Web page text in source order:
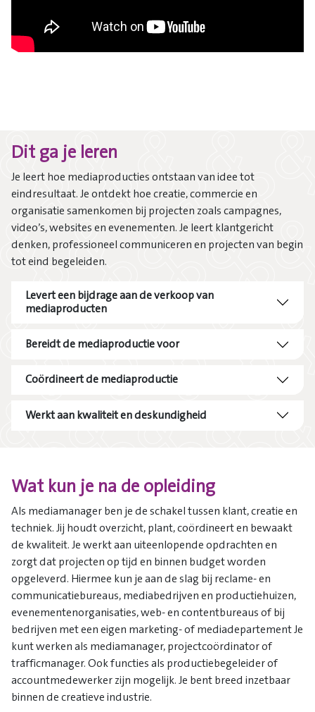
Dit ga je leren
Je leert hoe mediaproducties ontstaan van idee tot
eindresultaat. Je ontdekt hoe creatie, commercie en
organisatie samenkomen bij projecten zoals campagnes,
video’s, websites en evenementen. Je leert klantgericht
denken, professioneel communiceren en projecten van begin
tot eind begeleiden.
Levert een bijdrage aan de verkoop van
mediaproducten
Bereidt de mediaproductie voor
Coördineert de mediaproductie
Werkt aan kwaliteit en deskundigheid
Wat kun je na de opleiding
Als mediamanager ben je de schakel tussen klant, creatie en
techniek. Jij houdt overzicht, plant, coördineert en bewaakt
de kwaliteit. Je werkt aan uiteenlopende opdrachten en
zorgt dat projecten op tijd en binnen budget worden
opgeleverd. Hiermee kun je aan de slag bij reclame- en
communicatiebureaus, mediabedrijven en productiehuizen,
evenementenorganisaties, web- en contentbureaus of bij
bedrijven met een eigen marketing- of mediadepartement Je
kunt werken als mediamanager, projectcoördinator of
trafficmanager. Ook functies als productiebegeleider of
accountmedewerker zijn mogelijk. Je bent breed inzetbaar
binnen de creatieve industrie.